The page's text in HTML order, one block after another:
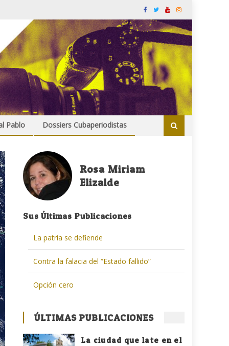
Pablo Dossiers Cubaperiodistas
Rosa Miriam
Elizalde
Sus Últimas Publicaciones
La patria se defiende
Contra la falacia del “Estado fallido”
Opción cero
ÚLTIMAS PUBLICACIONES
La ciudad que late en el